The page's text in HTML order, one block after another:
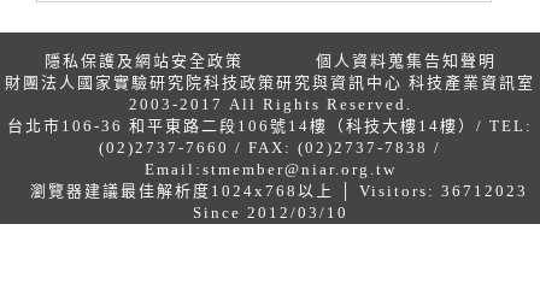
隱私保護及網站安全政策
個人資料蒐集告知聲明
財團法人國家實驗研究院科技政策研究與資訊中心 科技產業資訊室
2003-2017 All Rights Reserved.
台北市106-36 和平東路二段106號14樓（科技大樓14樓）/ TEL:
(02)2737-7660 / FAX: (02)2737-7838 /
Email: stmember@niar.org.tw
瀏覽器建議最佳解析度1024x768以上 │ Visitors: 36712023
Since 2012/03/10